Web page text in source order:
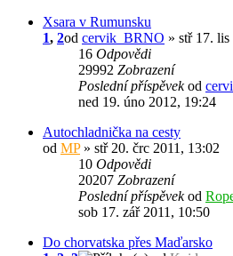
Xsara v Rumunsku
1, 2od cervik_BRNO » stř 17.
16 Odpovědi
29992 Zobrazení
Poslední příspěvekod
ned 19. úno 2012, 19:24
Autochladnička na cesty
od MP» stř 20. črc 2011, 13:02
10 Odpovědi
20207 Zobrazení
Poslední příspěvekod
sob 17. zář 2011, 10:50
Do chorvatska přes Maďarsko